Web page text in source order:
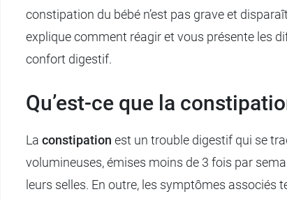
constipation du bébé n’est pas grave et
explique comment réagir et vous présente les
confort digestif.
Qu’est-ce que la
La constipation est un trouble digestif qui se
volumineuses, émises moins de 3 fois par
leurs selles. En outre, les symptômes